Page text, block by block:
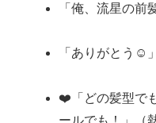
「俺、流星の前
「ありがとう☺️」
❤️「どの髪型で